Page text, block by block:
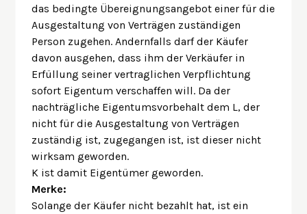
das bedingte Übereignungsangebot einer für die
Ausgestaltung von Verträgen zuständigen
Person zugehen. Andernfalls darf der Käufer
davon ausgehen, dass ihm der Verkäufer in
Erfüllung seiner vertraglichen Verpflichtung
sofort Eigentum verschaffen will. Da der
nachträgliche Eigentumsvorbehalt dem L, der
nicht für die Ausgestaltung von Verträgen
zuständig ist, zugegangen ist, ist dieser nicht
wirksam geworden.
K ist damit Eigentümer geworden.
Merke:
Solange der Käufer nicht bezahlt hat, ist ein